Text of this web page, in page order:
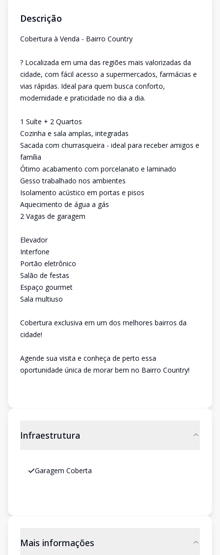
Descrição
Cobertura à Venda - Bairro Country
? Localizada em uma das regiões mais valorizadas da
cidade, com fácil acesso a supermercados, farmácias e
vias rápidas. Ideal para quem busca conforto,
modernidade e praticidade no dia a dia.
1 Suíte + 2 Quartos
Cozinha e sala amplas, integradas
Sacada com churrasqueira - ideal para receber amigos e
família
Ótimo acabamento com porcelanato e laminado
Gesso trabalhado nos ambientes
Isolamento acústico em portas e pisos
Aquecimento de água a gás
2 Vagas de garagem
Elevador
Interfone
Portão eletrônico
Salão de festas
Espaço gourmet
Sala multiuso
Cobertura exclusiva em um dos melhores bairros da
cidade!
Agende sua visita e conheça de perto essa
oportunidade única de morar bem no Bairro Country!
Infraestrutura
Garagem Coberta
Mais informações